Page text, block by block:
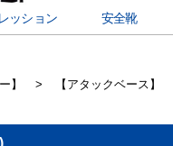
ッション 安全靴
】 > 【アタックベース】